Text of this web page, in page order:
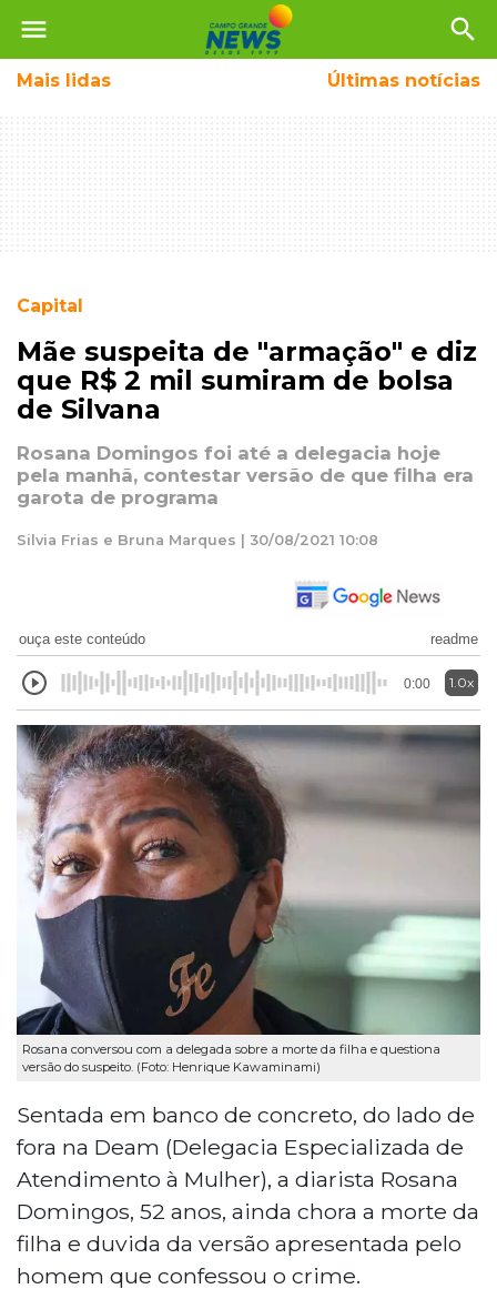
menu search
Mais lidas Últimas notícias
Capital
Mãe suspeita de "armação" e diz
que R$ 2 mil sumiram de bolsa
de Silvana
Rosana Domingos foi até a delegacia hoje
pela manhã, contestar versão de que filha era
garota de programa
Silvia Frias e Bruna Marques | 30/08/2021 10:08
ouça este conteúdo readme
0:00 1.0x
Rosana conversou com a delegada sobre a morte da filha e questiona
versão do suspeito. (Foto: Henrique Kawaminami)
Sentada em banco de concreto, do lado de
fora na Deam (Delegacia Especializada de
Atendimento à Mulher), a diarista Rosana
Domingos, 52 anos, ainda chora a morte da
filha e duvida da versão apresentada pelo
homem que confessou o crime.